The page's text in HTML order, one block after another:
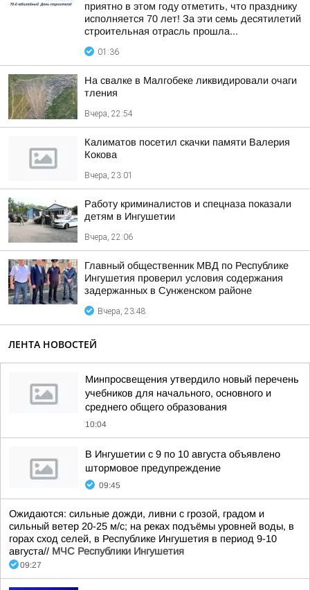
приятно в этом году отметить, что празднику
исполняется 70 лет! За эти семь десятилетий
строительная отрасль прошла...
01:36
На свалке в Малгобеке ликвидировали очаги
тления
Вчера, 22:54
Калиматов посетил скачки памяти Валерия
Кокова
Вчера, 23:01
Работу криминалистов и спецназа показали
детям в Ингушетии
Вчера, 22:06
Главный общественник МВД по Республике
Ингушетия проверил условия содержания
задержанных в Сунженском районе
Вчера, 23:48
ЛЕНТА НОВОСТЕЙ
Минпросвещения утвердило новый перечень
учебников для начального, основного и
среднего общего образования
10:04
В Ингушетии с 9 по 10 августа объявлено
штормовое предупреждение
09:45
Ожидаются: сильные дожди, ливни с грозой, градом и
сильный ветер 20-25 м/с; на реках подъёмы уровней воды, в
горах сход селей, в Республике Ингушетия в период 9-10
августа// МЧС Республики Ингушетия
09:27